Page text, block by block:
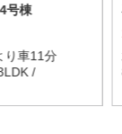
号棟
り車11分
/